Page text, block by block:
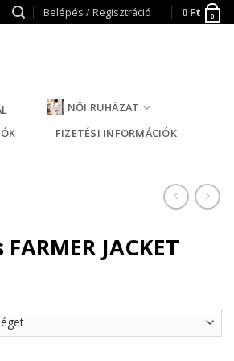
Belépés / Regisztráció 0 Ft 0
NŐI RUHÁZAT
FIZETÉSI INFORMÁCIÓK
JACKET